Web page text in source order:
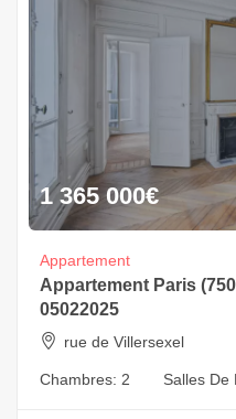
1 365 000€
Appartement
Appartement Paris
05022025
rue de Villersexel
Chambres: 2 Salles De